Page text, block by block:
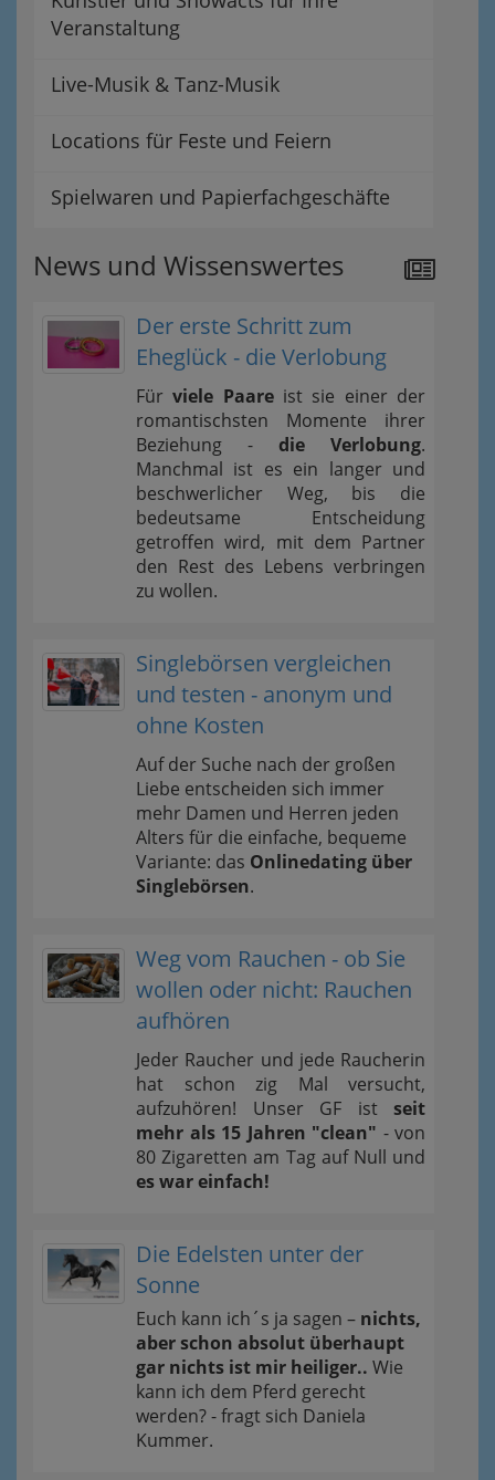
Veranstaltung
Live-Musik & Tanz-Musik
Locations für Feste und Feiern
Spielwaren und Papierfachgeschäfte
News und Wissenswertes
Der erste Schritt zum
Eheglück - die Verlobung
Fürviele Paareist sie einer der
romantischsten Momente ihrer
Beziehung - die Verlobung.
Manchmal ist es ein langer und
beschwerlicher Weg, bis die
bedeutsame Entscheidung
getroffen wird, mit dem Partner
den Rest des Lebens verbringen
zu wollen.
Singlebörsen vergleichen
und testen - anonym und
ohne Kosten
Auf der Suche nach der großen
Liebe entscheiden sich immer
mehr Damen und Herren jeden
Alters für die einfache, bequeme
Variante: das Onlinedating über
Singlebörsen.
Weg vom Rauchen - ob Sie
wollen oder nicht: Rauchen
aufhören
Jeder Raucher und jede Raucherin
hat schon zig Mal versucht,
aufzuhören! Unser GF ist seit
mehr als 15 Jahren "clean" - von
80 Zigaretten am Tag auf Null und
es war einfach!
Die Edelsten unter der
Sonne
Euch kann ich´s ja sagen – nichts,
aber schon absolut überhaupt
gar nichts ist mir heiliger.. Wie
kann ich dem Pferd gerecht
werden? - fragt sich Daniela
Kummer.